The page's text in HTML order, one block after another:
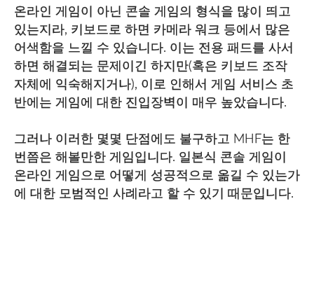
온라인 게임이 아닌 콘솔 게임의 형식을 많이 띄고
있는지라, 키보드로 하면 카메라 워크 등에서 많은
어색함을 느낄 수 있습니다. 이는 전용 패드를 사서
하면 해결되는 문제이긴 하지만(혹은 키보드 조작
자체에 익숙해지거나), 이로 인해서 게임 서비스 초
반에는 게임에 대한 진입장벽이 매우 높았습니다.
그러나 이러한 몇몇 단점에도 불구하고 MHF는 한
번쯤은 해볼만한 게임입니다. 일본식 콘솔 게임이
온라인 게임으로 어떻게 성공적으로 옮길 수 있는가
에 대한 모범적인 사례라고 할 수 있기 때문입니다.